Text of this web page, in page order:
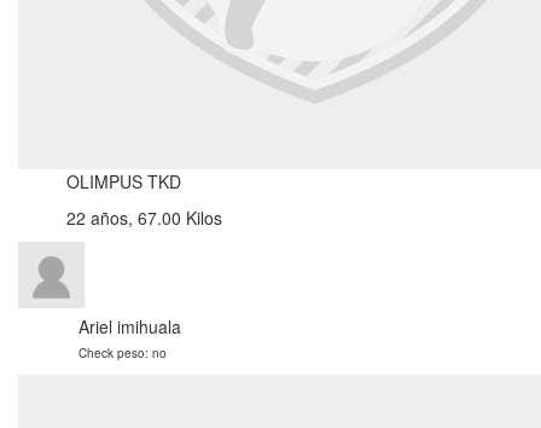
OLIMPUS TKD
22 años, 67.00 Kilos
Ariel imihuala
Check peso: no